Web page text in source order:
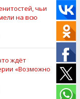
чьи
на всю
ждёт
«Возможно